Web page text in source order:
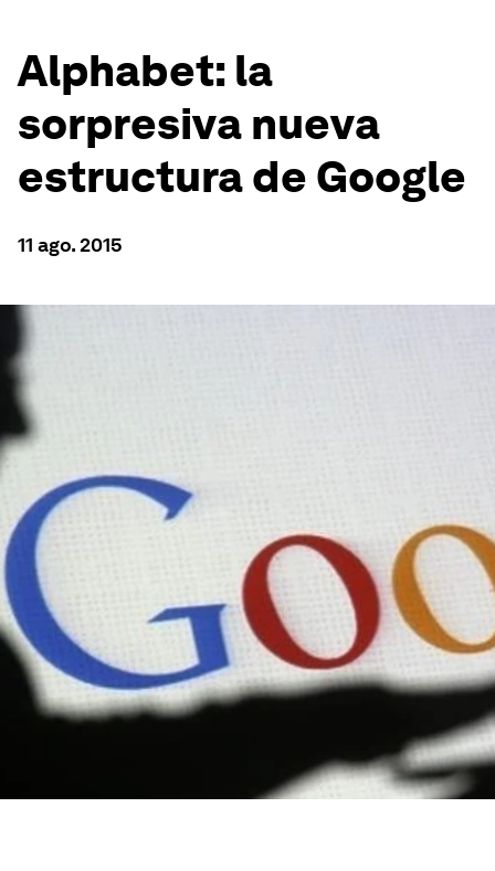
Alphabet: la
sorpresiva nueva
estructura de Google
11 ago. 2015